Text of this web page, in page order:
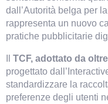
dall’Autorità belga per
rappresenta un nuovo
pratiche pubblicitarie
TCF, adottato da
progettato
standardizzare la
preferenze degli utenti